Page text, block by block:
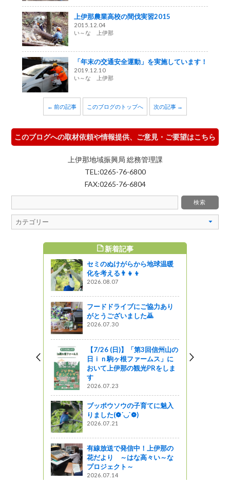
上伊那農業高校の間伐実習2015
2015.12.04
い～な 上伊那
「年末の交通安全運動」を実施しています！
2019.12.10
い～な 上伊那
← 前の記事 このブログのトップへ 次の記事 →
このブログへの取材依頼や情報提供、ご意見・ご要望はこちら
上伊那地域振興局 総務管理課
TEL:0265-76-6800
FAX:0265-76-6804
新着記事
セミのぬけがらから地球温暖
化を考える👨‍👧‍👦
2026.08.07
フードドライブにご協力あり
がとうございました🙇
2026.07.30
【7/26 (日)】「第3回信州山の
日ｉｎ駒ヶ根ファームス」に
おいて上伊那の観光PRをしま
す
2026.07.23
ブッポウソウの子育てに魅入
りました(❁´◡`❁)
2026.07.21
有線放送で発信中！上伊那の
花だより ～はな高々い～な
プロジェクト～
2026.07.14